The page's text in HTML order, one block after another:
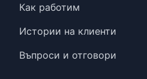
Как работим
Истории на клиенти
Въпроси и отговори